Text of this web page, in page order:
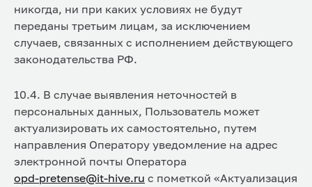
никогда, ни при каких условиях не будут
переданы третьим лицам, за исключением
случаев, связанных с исполнением действующего
законодательства РФ.
10.4. В случае выявления неточностей в
персональных данных, Пользователь может
актуализировать их самостоятельно, путем
направления Оператору уведомление на адрес
электронной почты Оператора
opd-pretense@it-hive.ru с пометкой «Актуализация